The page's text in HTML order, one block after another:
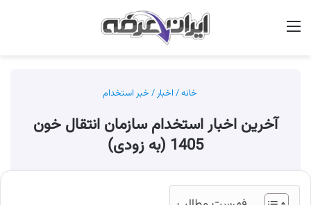
خانه/ اخبار/ خبر استخدام
آخرین اخبار استخدام سازمان انتقال خون
1405 (به زودی)